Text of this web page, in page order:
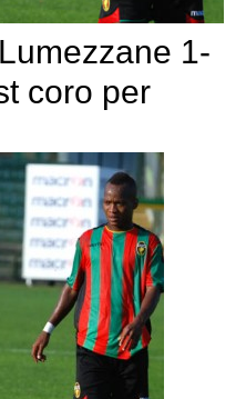
1-
coro per